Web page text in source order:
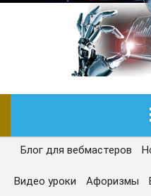
ГЛАВНАЯ
СЕГОДНЯ
Блог для вебмастеров
Видео уроки Афоризмы